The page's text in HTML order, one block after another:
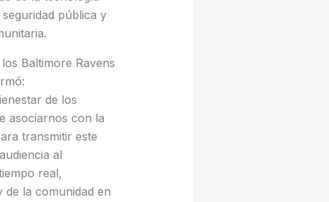
pública y
Baltimore Ravens
de los
asociarnos con la
transmitir este
al
real,
la comunidad en